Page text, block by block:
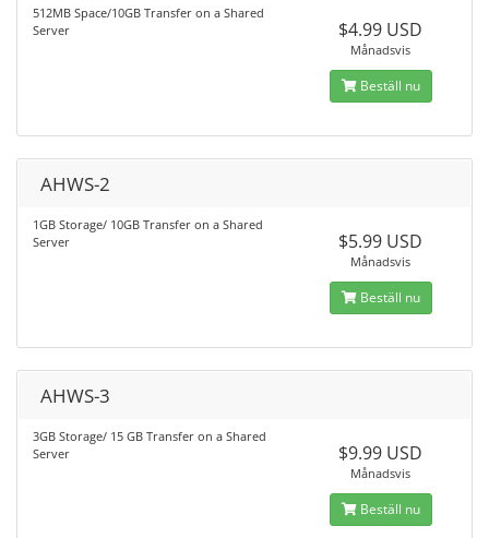
512MB Space/10GB Transfer on a Shared
Server
$4.99 USD
Månadsvis
Beställ nu
AHWS-2
1GB Storage/ 10GB Transfer on a Shared
Server
$5.99 USD
Månadsvis
Beställ nu
AHWS-3
3GB Storage/ 15 GB Transfer on a Shared
Server
$9.99 USD
Månadsvis
Beställ nu